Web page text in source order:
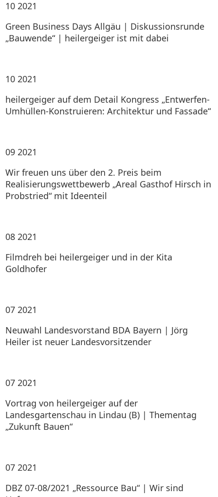
10 2021
Green Business Days Allgäu | Diskussionsrunde
„Bauwende“ | heilergeiger ist mit dabei
10 2021
heilergeiger auf dem Detail Kongress „Entwerfen-
Umhüllen-Konstruieren: Architektur und Fassade“
09 2021
Wir freuen uns über den 2. Preis beim
Realisierungswettbewerb „Areal Gasthof Hirsch in
Probstried“ mit Ideenteil
08 2021
Filmdreh bei heilergeiger und in der Kita
Goldhofer
07 2021
Neuwahl Landesvorstand BDA Bayern | Jörg
Heiler ist neuer Landesvorsitzender
07 2021
Vortrag von heilergeiger auf der
Landesgartenschau in Lindau (B) | Thementag
„Zukunft Bauen“
07 2021
DBZ 07-08/2021 „Ressource Bau“ | Wir sind